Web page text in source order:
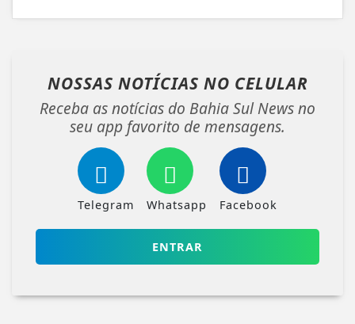
NOSSAS NOTÍCIAS NO CELULAR
Receba as notícias do Bahia Sul News no
seu app favorito de mensagens.
Telegram Whatsapp Facebook
ENTRAR